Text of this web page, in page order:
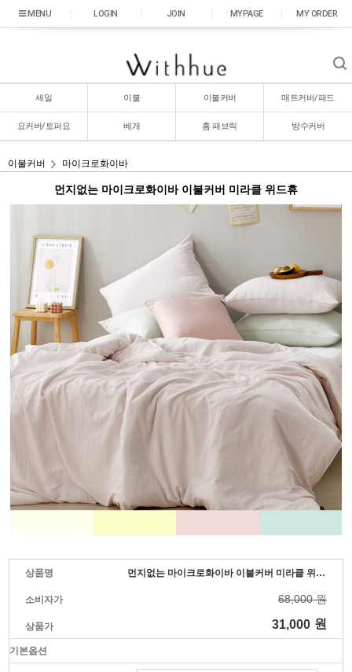
LOGIN JOIN MYPAGE MY ORDER
세일 이불 이불커버 매트커버/패드
요커버/토퍼요 베개 홈 패브릭 방수커버
이불커버 마이크로화이바
먼지없는 마이크로화이바 이불커버 미라클 위드휴
상품명 먼지없는 마이크로화이바 이불커버 미라클 위드휴
소비자가 68,000 원
상품가 31,000 원
기본옵션